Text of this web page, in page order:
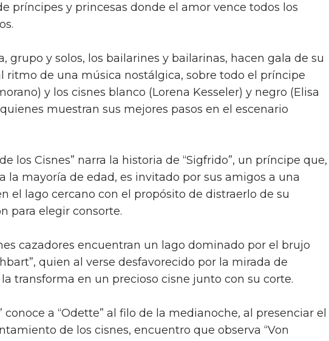
príncipes y princesas donde el amor vence todos los
grupo y solos, los bailarines y bailarinas, hacen gala de su
ritmo de una música nostálgica, sobre todo el príncipe
y los cisnes blanco (Lorena Kesseler) y negro (Elisa
muestran sus mejores pasos en el escenario
los Cisnes” narra la historia de “Sigfrido”, un príncipe que,
la mayoría de edad, es invitado por sus amigos a una
el lago cercano con el propósito de distraerlo de su
para elegir consorte.
cazadores encuentran un lago dominado por el brujo
quien al verse desfavorecido por la mirada de
la transforma en un precioso cisne junto con su corte.
conoce a “Odette” al filo de la medianoche, al presenciar el
de los cisnes, encuentro que observa “Von